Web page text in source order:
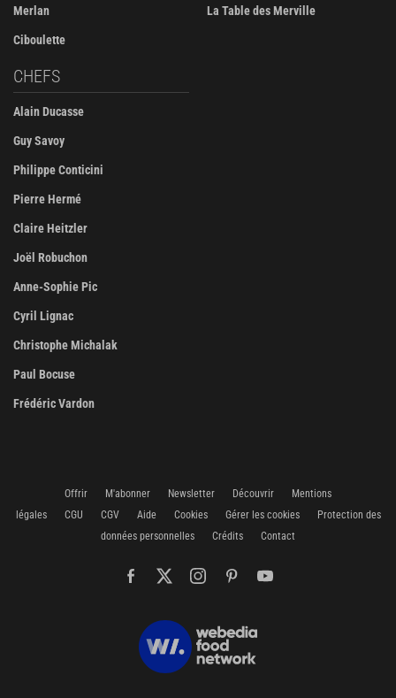
Merlan
Ciboulette
La Table des Merville
CHEFS
Alain Ducasse
Guy Savoy
Philippe Conticini
Pierre Hermé
Claire Heitzler
Joël Robuchon
Anne-Sophie Pic
Cyril Lignac
Christophe Michalak
Paul Bocuse
Frédéric Vardon
Offrir M'abonner Newsletter Découvrir
Mentions
légales
CGU CGV Aide Cookies Gérer les cookies
Protection des
données personnelles
Crédits Contact